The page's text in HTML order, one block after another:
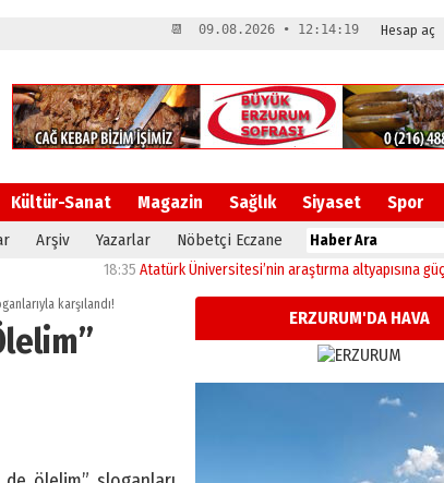
Hesap aç
📆 09.08.2026 • 12:14:20
Kültür-Sanat Magazin Sağlık Siyaset Spor
Arşiv Yazarlar Nöbetçi Eczane
Atatürk Üniversitesi’nin araştırma altyapısına güçlü onay
karşılandı!
ERZURUM'DA HAVA